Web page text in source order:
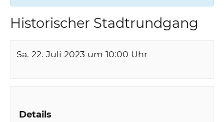
Historischer Stadtrundgang
Sa. 22. Juli 2023 um 10:00 Uhr
Details